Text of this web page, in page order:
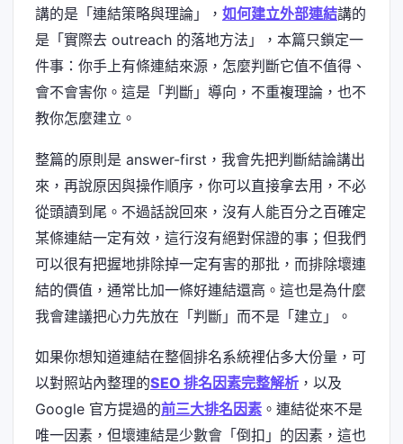
講的是「連結策略與理論」， 如何建立外部連結講的
是「實際去 outreach 的落地方法」，本篇只鎖定一
件事：你手上有條連結來源，怎麼判斷它值不值得、
會不會害你。這是「判斷」導向，不重複理論，也不
教你怎麼建立。
整篇的原則是 answer-first，我會先把判斷結論講出
來，再說原因與操作順序，你可以直接拿去用，不必
從頭讀到尾。不過話說回來，沒有人能百分之百確定
某條連結一定有效，這行沒有絕對保證的事；但我們
可以很有把握地排除掉一定有害的那批，而排除壞連
結的價值，通常比加一條好連結還高。這也是為什麼
我會建議把心力先放在「判斷」而不是「建立」。
如果你想知道連結在整個排名系統裡佔多大份量，可
以對照站內整理的SEO 排名因素完整解析 ，以及
Google 官方提過的前三大排名因素 。連結從來不是
唯一因素，但壞連結是少數會「倒扣」的因素，這也